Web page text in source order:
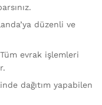
düzenli ve
evrak işlemleri
dağıtım yapabilen